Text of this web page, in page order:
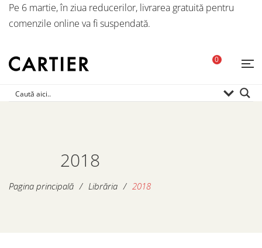
Pe 6 martie, în ziua reducerilor, livrarea gratuită pentru
comenzile online va fi suspendată.
0
2018
Pagina principală / Librăria / 2018